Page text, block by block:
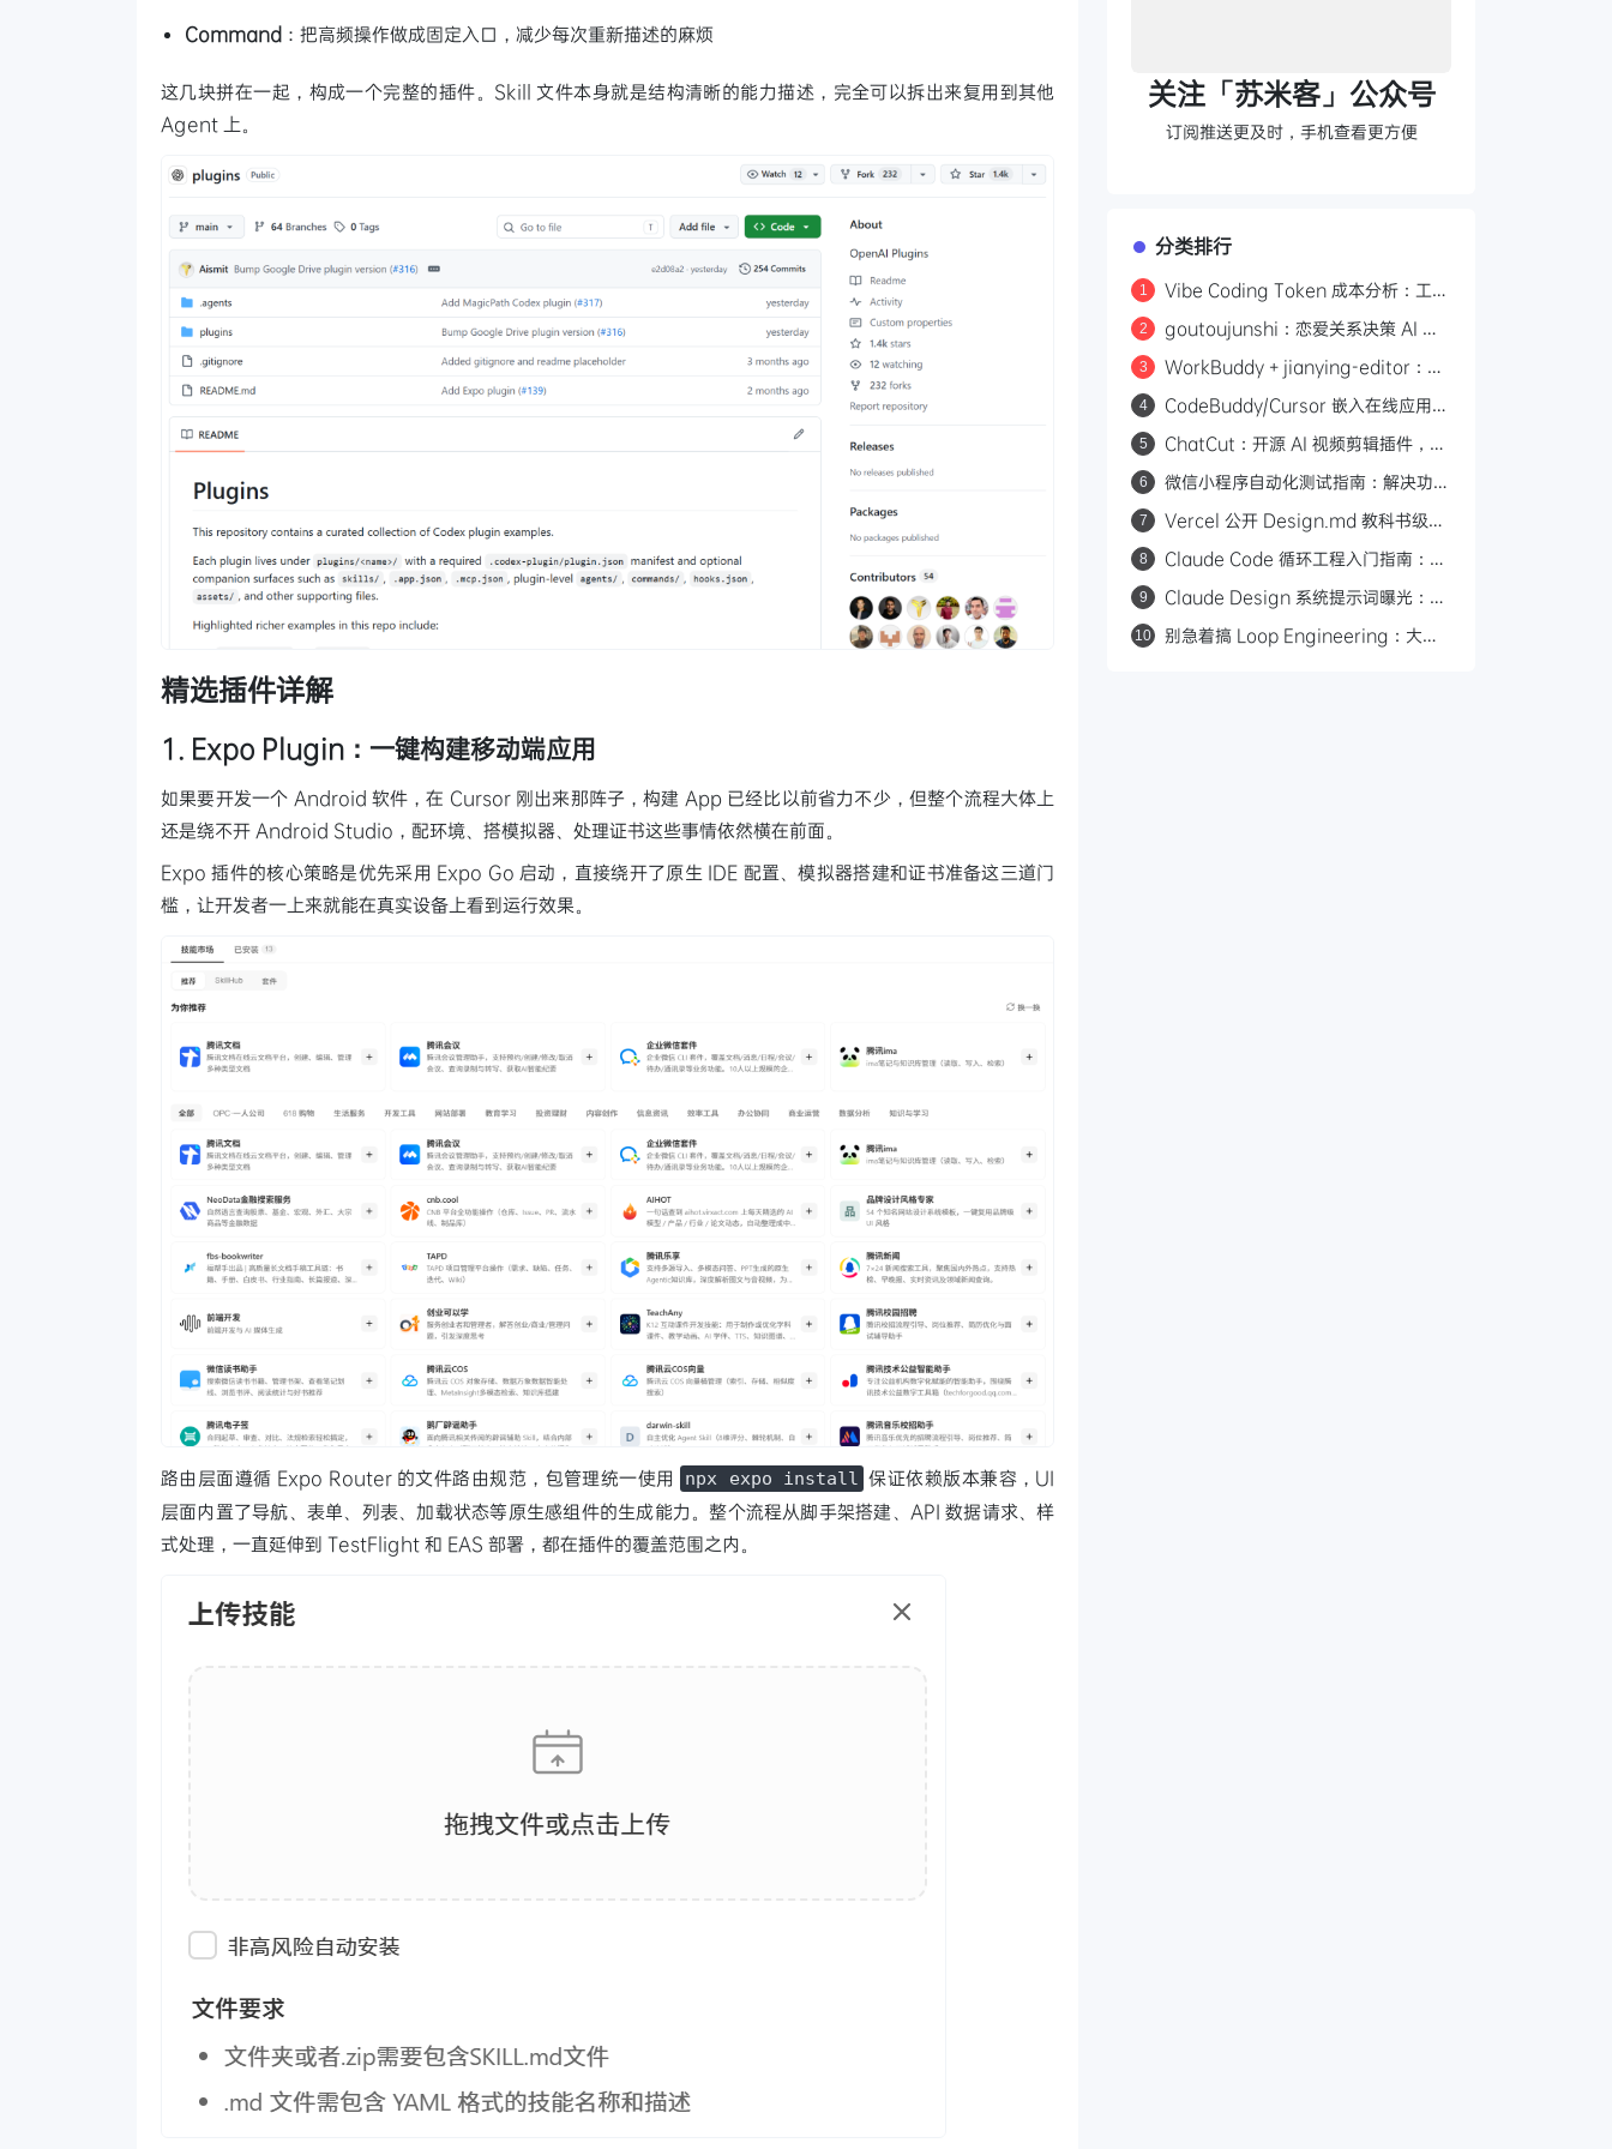
Command ：把高频操作做成固定入口，减少每次重新描述的麻烦
这几块拼在一起，构成一个完整的插件。Skill 文件本身就是结构清晰的能力描述，完全可以拆出来复用到其他
Agent 上。
精选插件详解
1. Expo Plugin：一键构建移动端应用
如果要开发一个 Android 软件，在 Cursor 刚出来那阵子，构建 App 已经比以前省力不少，但整个流程大体上
还是绕不开 Android Studio，配环境、搭模拟器、处理证书这些事情依然横在前面。
Expo 插件的核心策略是优先采用 Expo Go 启动，直接绕开了原生 IDE 配置、模拟器搭建和证书准备这三道门
槛，让开发者一上来就能在真实设备上看到运行效果。
路由层面遵循 Expo Router 的文件路由规范，包管理统一使用 npx expo install 保证依赖版本兼容，UI
层面内置了导航、表单、列表、加载状态等原生感组件的生成能力。整个流程从脚手架搭建、API 数据请求、样
式处理，一直延伸到 TestFlight 和 EAS 部署，都在插件的覆盖范围之内。
关注「苏米客」公众号
订阅推送更及时，手机查看更方便
分类排行
1
Vibe Coding Token 成本分析：工具
2
goutoujunshi：恋爱关系决策 AI 助
3
WorkBuddy + jianying-editor：5
4
CodeBuddy/Cursor 嵌入在线应用：
5
ChatCut：开源 AI 视频剪辑插件，用
6
微信小程序自动化测试指南：解决功能
7
Vercel 公开 Design.md 教科书级范
用规范详解
8
Claude Code 循环工程入门指南：基
环模式
9
Claude Design 系统提示词曝光：
10
别急着搞 Loop Engineering：大多